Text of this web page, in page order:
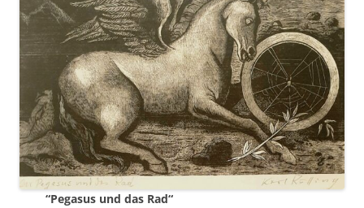
“Pegasus und das Rad“